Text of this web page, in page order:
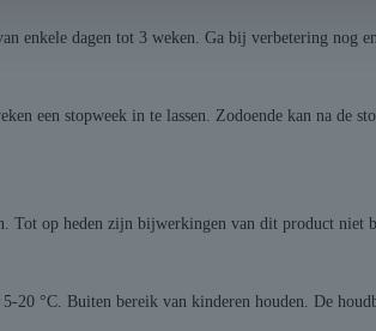
enkele dagen tot 3 weken. Ga bij verbetering nog
een stopweek in te lassen. Zodoende kan na de
Tot op heden zijn bijwerkingen van dit product niet
°C. Buiten bereik van kinderen houden. De